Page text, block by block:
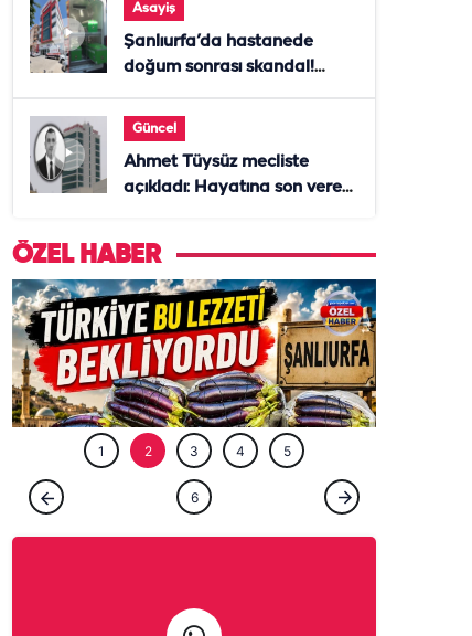
Asayiş
Şanlıurfa’da hastanede
doğum sonrası skandal!
Güncel
Ahmet Tüysüz mecliste
açıkladı: Hayatına son veren
ÖZEL HABER
ÖZEL HABER
Tarladan patlıcan kebabına uzanan lezzet
1 2 3 4 5
6